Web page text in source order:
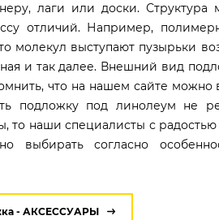
лаги или доски. Структура
отличий. Например,
молекул выступают пузырьки
и так далее. Внешний вид
что на нашем сайте можно
подложку под линолеум не
то наши специалисты с
выбирать согласно
- АКСЕССУАРЫ